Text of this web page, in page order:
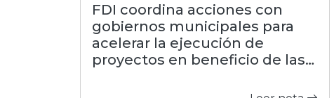
FDI coordina acciones con
gobiernos municipales para
acelerar la ejecución de
proyectos en beneficio de las